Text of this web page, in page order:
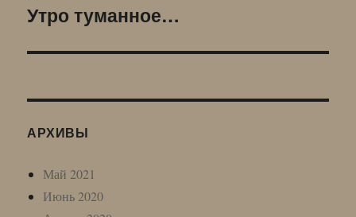
Следующая
Утро туманное…
АРХИВЫ
Май 2021
Июнь 2020